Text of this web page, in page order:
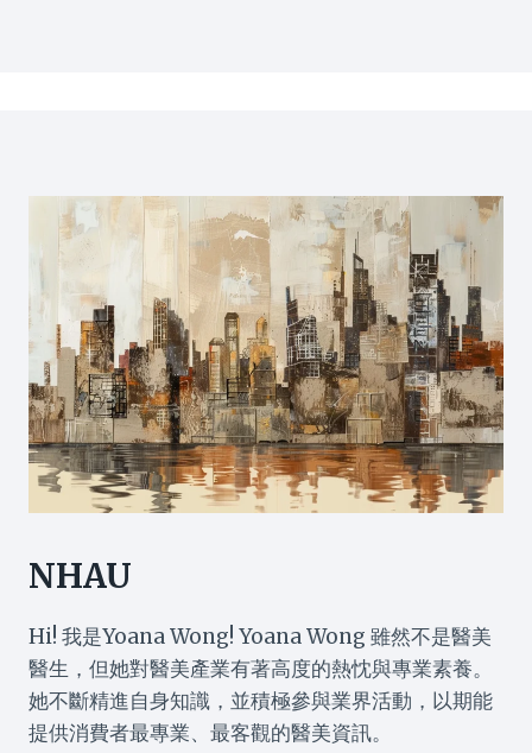
NHAU
Hi! 我是Yoana Wong! Yoana Wong 雖然不是醫美
醫生，但她對醫美產業有著高度的熱忱與專業素養。
她不斷精進自身知識，並積極參與業界活動，以期能
提供消費者最專業、最客觀的醫美資訊。